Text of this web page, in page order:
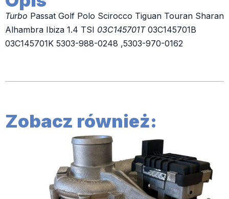
Turbo Passat Golf Polo Scirocco Tiguan Touran Sharan
Alhambra Ibiza 1.4 TSI 03C145701T03C145701B
03C145701K 5303-988-0248 ,5303-970-0162
Zobacz również: